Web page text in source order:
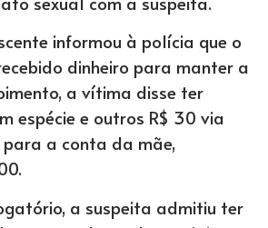
informou à polícia que o
dinheiro para manter a
a vítima disse ter
espécie e outros R$ 30 via
a conta da mãe,
a suspeita admitiu ter